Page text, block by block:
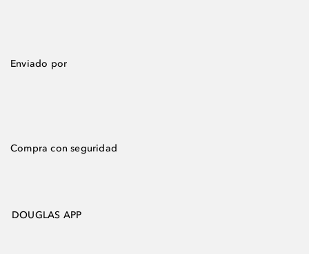
Enviado por
Compra con seguridad
DOUGLAS APP